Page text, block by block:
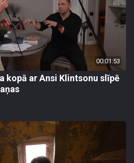
00:01:53
kopā ar Ansi Klintsonu slīpē